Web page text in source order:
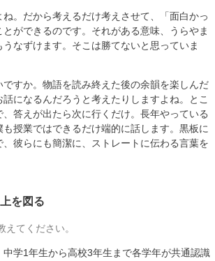
。だから考えるだけ考えさせて、「面白かっ
ができるのです。それがある意味、うらやま
なずけます。そこは勝てないと思っていま
すか。物語を読み終えた後の余韻を楽しんだ
になるんだろうと考えたりしますよね。とこ
答えが出たら次に行くだけ。長年やっている
授業ではできるだけ端的に話します。黒板に
彼らにも簡潔に、ストレートに伝わる言葉を
を図る
てください。
学1年生から高校3年生まで各学年が共通認識